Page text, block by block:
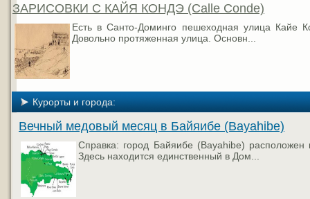
ЗАРИСОВКИ С КАЙЯ КОНДЭ (Calle Conde)
Есть в Санто-Доминго пешеходная улица Кайе
Довольно протяженная улица. Основн...
Курорты и города:
Вечный медовый месяц в Байяибе (Bayahibe)
Справка: город Байяибе (Bayahibe)
Здесь находится единственный в Дом...